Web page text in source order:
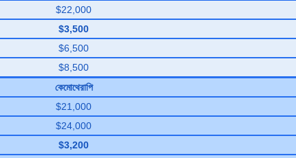
$22,000
$3,500
$6,500
$8,500
কেমোথেরাপি
$21,000
$24,000
$3,200